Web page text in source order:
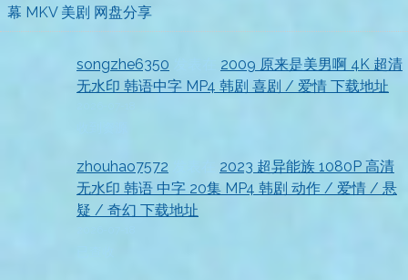
幕 MKV 美剧 网盘分享
songzhe6350
2009 原来是美男啊 4K 超清
无水印 韩语中字 MP4 韩剧 喜剧 / 爱情 下载地址
zhouhao7572
2023 超异能族 1080P 高清
无水印 韩语 中字 20集 MP4 韩剧 动作 / 爱情 / 悬
疑 / 奇幻 下载地址